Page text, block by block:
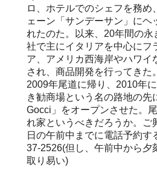
ロ、ホテルでのシェフを務め
ェーン「サンデーサン」にヘ
れたのた。以来、20年間の永
社で主にイタリアを中心にフ
ア、アメリカ西海岸やハワイ
され、商品開発を行ってきた。
2009年尾道に帰り、2010年
き勧商場という名の路地の先
Gocci」をオープンさせた。
れ家というべきだろうか。ご
日の午前中までに電話予約す
37-2526(但し、午前中から夕
取り易い)